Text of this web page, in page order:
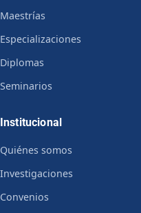
Maestrías
Especializaciones
Diplomas
Seminarios
Institucional
Quiénes somos
Investigaciones
Convenios